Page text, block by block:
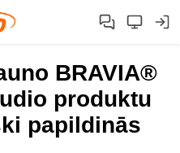
BRAVIA®
produktu
papildinās